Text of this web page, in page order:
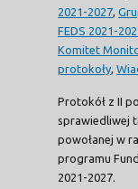
2021-2027
FEDS 2021-
Komitet
protokoły
Protokół z II
sprawiedliwej
powołanej w
programu
2021-2027.